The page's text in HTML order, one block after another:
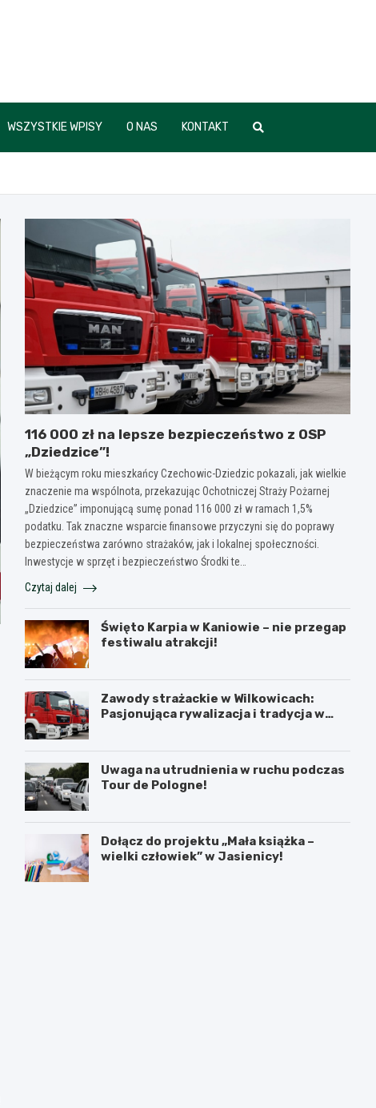
WSZYSTKIE WPISY O NAS KONTAKT
116 000 zł na lepsze bezpieczeństwo z OSP
„Dziedzice”!
W bieżącym roku mieszkańcy Czechowic-Dziedzic pokazali, jak wielkie
znaczenie ma wspólnota, przekazując Ochotniczej Straży Pożarnej
„Dziedzice” imponującą sumę ponad 116 000 zł w ramach 1,5%
podatku. Tak znaczne wsparcie finansowe przyczyni się do poprawy
bezpieczeństwa zarówno strażaków, jak i lokalnej społeczności.
Inwestycje w sprzęt i bezpieczeństwo Środki te…
Czytaj dalej
Święto Karpia w Kaniowie – nie przegap
festiwalu atrakcji!
Zawody strażackie w Wilkowicach:
Pasjonująca rywalizacja i tradycja w
Uwaga na utrudnienia w ruchu podczas
Tour de Pologne!
Dołącz do projektu „Mała książka –
wielki człowiek” w Jasienicy!